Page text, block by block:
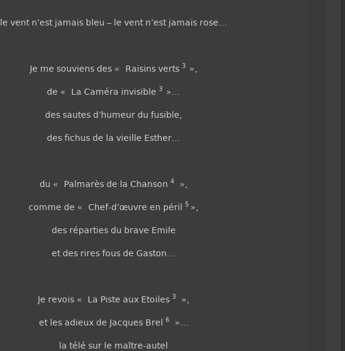
le vent n’est jamais bleu – le vent n’est jamais rose…
Je me souviens des « Raisins verts 3 »,
de « La Caméra invisible 3 »…
des sautes d’humeur du fusible,
des fichus de la vieille Esther…
du « Palmarès de la Chanson4 »,
comme de « Chef-d’œuvre en péril 5 »,
des réparties du brave Emile
et des rires fous de Gaston…
Je revois « La Piste aux Etoiles 3 »,
et les adieux de Jacques Brel 6»…
la télé sur le maître-autel